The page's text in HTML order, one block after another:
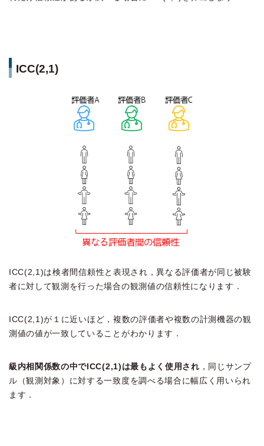
ICC(2,1)
ICC(2,1)は検者間信頼性と表現され，異なる評価者が同じ被験
者に対して観測を行った場合の観測値の信頼性になります．
ICC(2,1)が１に近いほど，複数の評価者や複数の計測機器の観
測値の値が一致していることがわかります．
級内相関係数の中でICC(2,1)は最もよく使用され ，同じサンプ
ル（観測対象）に対する一致度を調べる場合に幅広く用いられ
ます．